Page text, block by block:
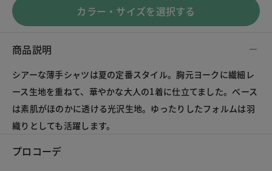
カラー・サイズを選択する
商品説明
シアーな薄手シャツは夏の定番スタイル。胸元ヨークに繊細レ
ース生地を重ねて、華やかな大人の1着に仕立てました。ベース
は素肌がほのかに透ける光沢生地。ゆったりしたフォルムは羽
織りとしても活躍します。
プロコーデ